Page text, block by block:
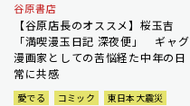
谷原書店
【谷原店長のオススメ】桜玉吉
「満喫漫玉日記 深夜便」 ギャグ
漫画家としての苦悩経た中年の日
常に共感
愛でる コミック
東日本大震災